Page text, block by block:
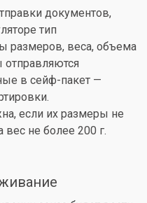
документов,
тип
размеров, веса, объема
в сейф-пакет —
если их размеры не
не более 200 г.